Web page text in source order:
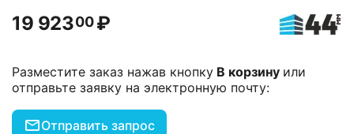
19 92300 ₽
Разместите заказ нажав кнопку В корзину или
отправьте заявку на электронную почту:
Отправить запрос